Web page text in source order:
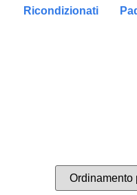
Ricondizionati